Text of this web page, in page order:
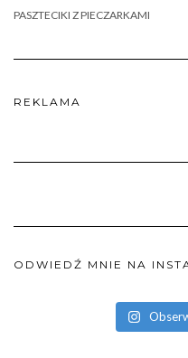
PASZTECIKI Z PIECZARKAMI
REKLAMA
ODWIEDŹ MNIE NA